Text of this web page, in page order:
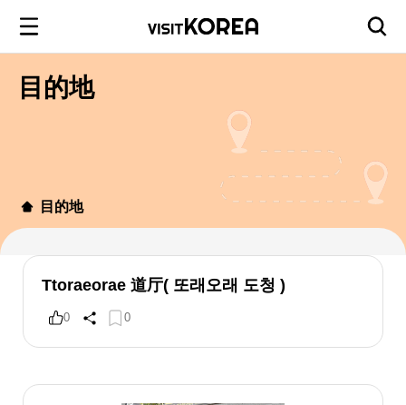
目的地
目的地
Ttoraeorae 道厅( 또래오래 도청 )
0 0